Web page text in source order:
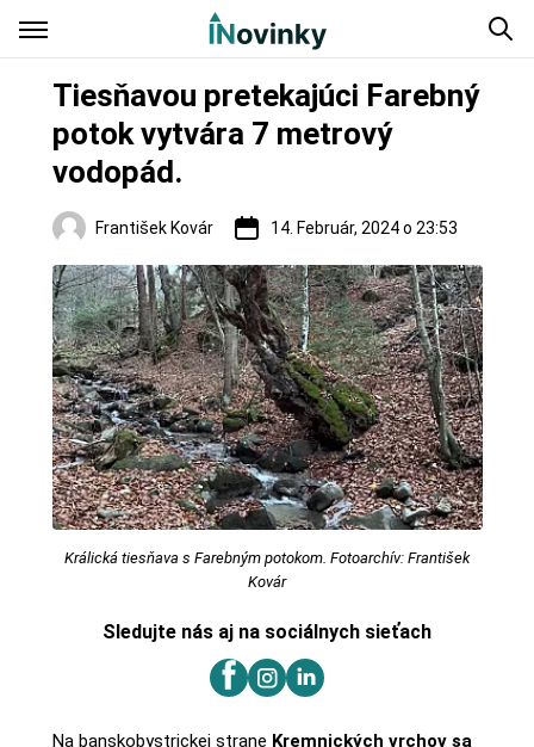
Tiesňavou pretekajúci Farebný
potok vytvára 7 metrový
vodopád.
František Kovár 14. Február, 2024 o 23:53
Regióny
Králická tiesňava s Farebným potokom. Fotoarchív: František
Kovár
Sledujte nás aj na sociálnych sieťach
Na banskobystrickej strane Kremnických vrchov sa